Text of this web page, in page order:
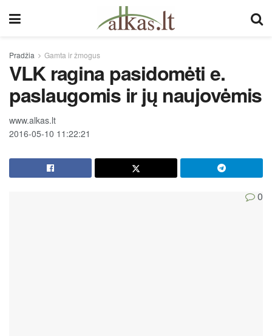
Pradžia Gamta ir žmogus
VLK ragina pasidomėti e.
paslaugomis ir jų naujovėmis
www.alkas.lt
2016-05-10 11:22:21
0